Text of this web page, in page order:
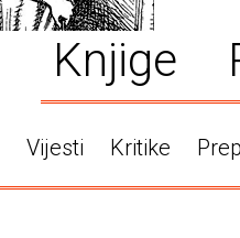
Knjige
Vijesti Kritike